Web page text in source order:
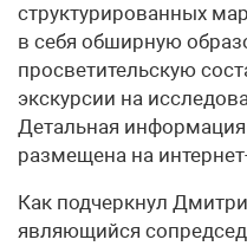
структурированных
в себя обширную
просветительскую
экскурсии на
Детальная
размещена на
Как подчеркнул
являющийся